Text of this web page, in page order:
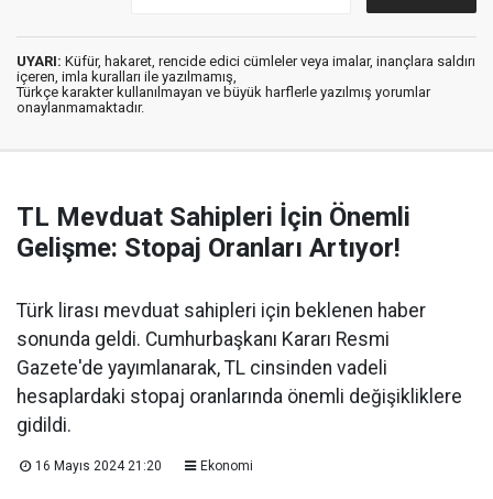
UYARI: Küfür, hakaret, rencide edici cümleler veya imalar, inançlara saldırı
içeren, imla kuralları ile yazılmamış,
Türkçe karakter kullanılmayan ve büyük harflerle yazılmış yorumlar
onaylanmamaktadır.
TL Mevduat Sahipleri İçin Önemli
Gelişme: Stopaj Oranları Artıyor!
Türk lirası mevduat sahipleri için beklenen haber
sonunda geldi. Cumhurbaşkanı Kararı Resmi
Gazete'de yayımlanarak, TL cinsinden vadeli
hesaplardaki stopaj oranlarında önemli değişikliklere
gidildi.
16 Mayıs 2024 21:20 Ekonomi